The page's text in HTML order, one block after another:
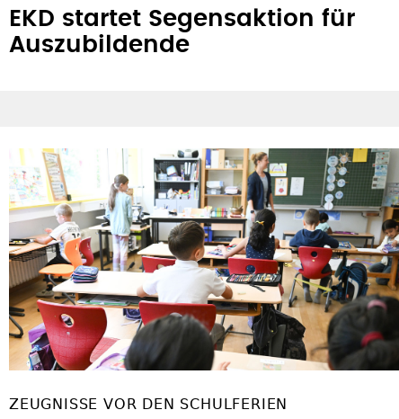
EKD startet Segensaktion für
Auszubildende
ZEUGNISSE VOR DEN SCHULFERIEN